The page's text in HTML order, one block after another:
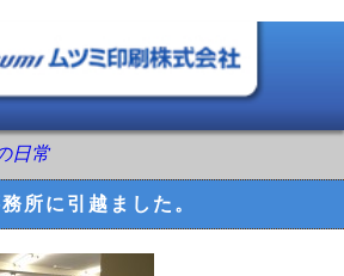
日常
所に引越ました。